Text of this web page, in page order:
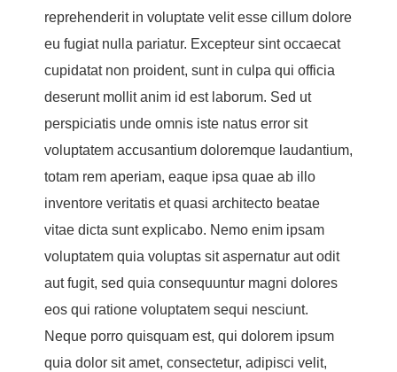
reprehenderit in voluptate velit esse cillum dolore
eu fugiat nulla pariatur. Excepteur sint occaecat
cupidatat non proident, sunt in culpa qui officia
deserunt mollit anim id est laborum. Sed ut
perspiciatis unde omnis iste natus error sit
voluptatem accusantium doloremque laudantium,
totam rem aperiam, eaque ipsa quae ab illo
inventore veritatis et quasi architecto beatae
vitae dicta sunt explicabo. Nemo enim ipsam
voluptatem quia voluptas sit aspernatur aut odit
aut fugit, sed quia consequuntur magni dolores
eos qui ratione voluptatem sequi nesciunt.
Neque porro quisquam est, qui dolorem ipsum
quia dolor sit amet, consectetur, adipisci velit,